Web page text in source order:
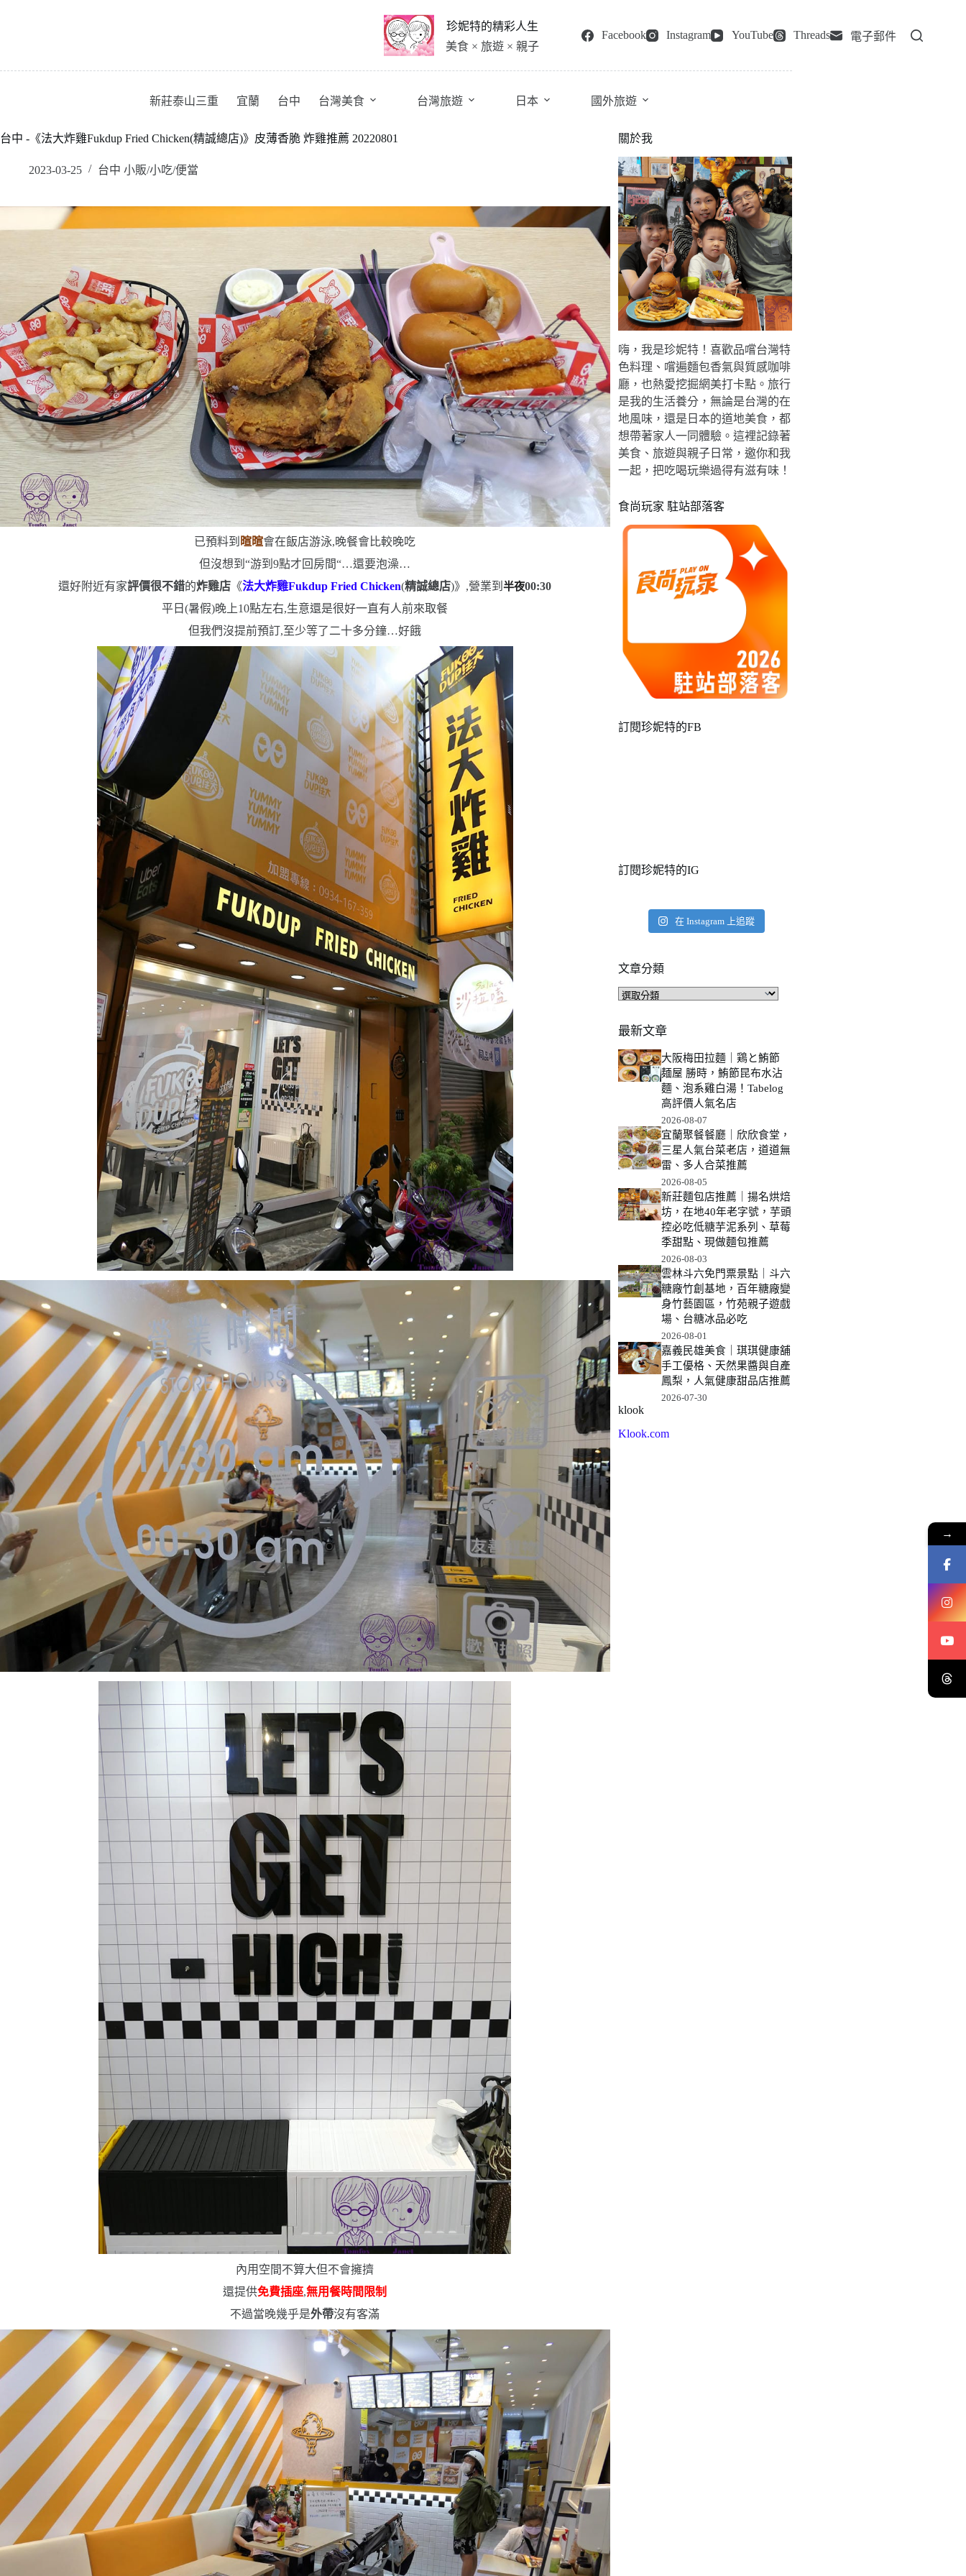
珍妮特的精彩人生
美食 × 旅遊 × 親子
Facebook Instagram YouTube Threads 電子郵件
新莊泰山三重 宜蘭 台中 台灣美食 台灣旅遊 日本 國外旅遊
台中 -《法大炸雞Fukdup Fried Chicken(精誠總店)》皮薄香脆 炸雞推薦 20220801
2023-03-25 台中 小販/小吃/便當
已預料到 暄暄會在飯店游泳,晚餐會比較晚吃
但沒想到“游到9點才回房間“…還要泡澡…
還好附近有家評價很不錯的炸雞店 《法大炸雞Fukdup Fried Chicken(精誠總店)》,營業到半夜00:30
平日(暑假)晚上10點左右,生意還是很好一直有人前來取餐
但我們沒提前預訂,至少等了二十多分鐘…好餓
內用空間不算大但不會擁擠
還提供免費插座,無用餐時間限制
不過當晚幾乎是外帶沒有客滿
關於我
嗨，我是珍妮特！喜歡品嚐台灣特
色料理、嚐遍麵包香氣與質感咖啡
廳，也熱愛挖掘網美打卡點。旅行
是我的生活養分，無論是台灣的在
地風味，還是日本的道地美食，都
想帶著家人一同體驗。這裡記錄著
美食、旅遊與親子日常，邀你和我
一起，把吃喝玩樂過得有滋有味！
食尚玩家 駐站部落客
訂閱珍妮特的FB
訂閱珍妮特的IG
在 Instagram 上追蹤
文章分類
文
分
類
最新文章
大阪梅田拉麵｜鶏と鮪節
麺屋 勝時，鮪節昆布水沾
麵、泡系雞白湯！Tabelog
高評價人氣名店
2026-08-07
宜蘭聚餐餐廳｜欣欣食堂，
三星人氣台菜老店，道道無
雷、多人合菜推薦
2026-08-05
新莊麵包店推薦｜揚名烘焙
坊，在地40年老字號，芋頭
控必吃低糖芋泥系列、草莓
季甜點、現做麵包推薦
2026-08-03
雲林斗六免門票景點｜斗六
糖廠竹創基地，百年糖廠變
身竹藝園區，竹苑親子遊戲
場、台糖冰品必吃
2026-08-01
嘉義民雄美食｜琪琪健康舖
手工優格、天然果醬與自產
鳳梨，人氣健康甜品店推薦
2026-07-30
klook
Klook.com
→